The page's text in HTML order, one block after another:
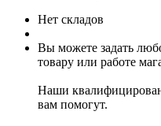
Нет складов
Вы можете задать
товару или работе
Наши
вам помогут.